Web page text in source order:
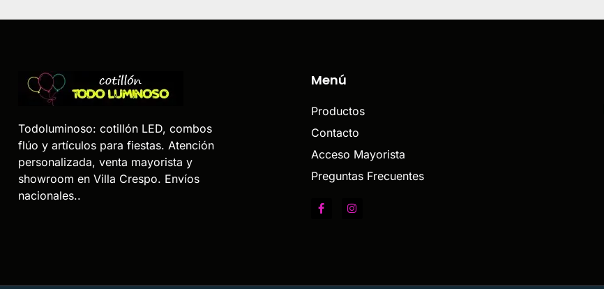
Todoluminoso: cotillón LED, combos
flúo y artículos para fiestas. Atención
personalizada, venta mayorista y
showroom en Villa Crespo. Envíos
nacionales..
Menú
Productos
Contacto
Acceso Mayorista
Preguntas Frecuentes